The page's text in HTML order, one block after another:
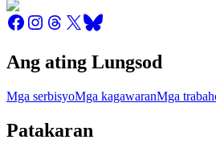
Ang ating Lungsod
Mga serbisyoMga kagawaranMga
Patakaran